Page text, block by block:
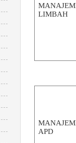
LIMBAH
APD